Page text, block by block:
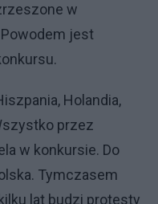
w
jest
Holandia,
przez
w konkursie. Do
Tymczasem
lat budzi protesty